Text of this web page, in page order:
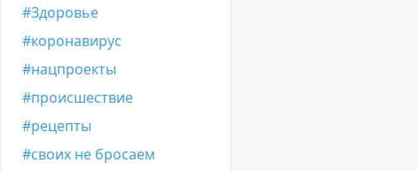
Здоровье
коронавирус
нацпроекты
происшествие
рецепты
своих не бросаем